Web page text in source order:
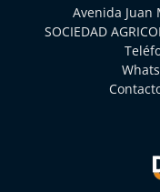
Avenida Juan
SOCIEDAD